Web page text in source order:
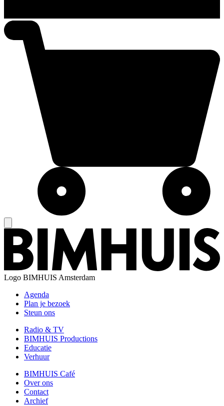
Logo BIMHUIS Amsterdam
Agenda
Plan je bezoek
Steun ons
Radio & TV
BIMHUIS Productions
Educatie
Verhuur
BIMHUIS Café
Over ons
Contact
Archief